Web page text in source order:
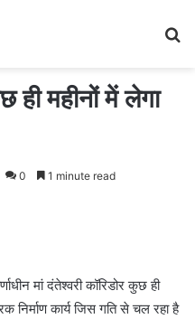
ही महीनों में लेगा
0 1 minute read
मां दंतेश्वरी कॉरिडोर कुछ ही
निर्माण कार्य जिस गति से चल रहा है